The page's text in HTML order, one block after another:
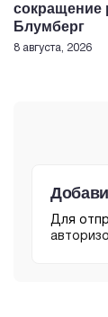
сокращение
Блумберг
8 августа, 2026
Для